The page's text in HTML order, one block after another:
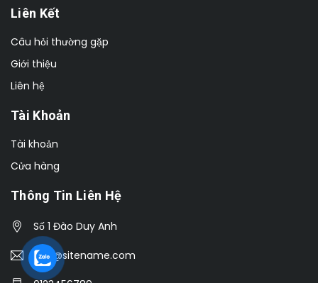
Liên Kết
Câu hỏi thường gặp
Giới thiệu
Liên hệ
Tài Khoản
Tài khoản
Cửa hàng
Thông Tin Liên Hệ
Số 1 Đào Duy Anh
info@sitename.com